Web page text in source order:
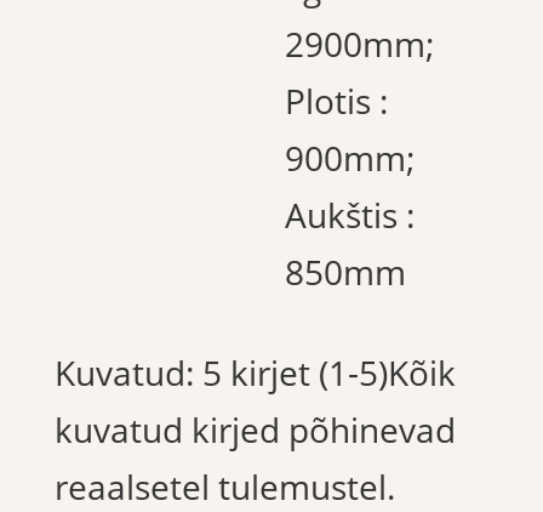
2900mm;
Plotis :
900mm;
Aukštis :
850mm
Kuvatud: 5 kirjet (1-5)Kõik
kuvatud kirjed põhinevad
reaalsetel tulemustel.